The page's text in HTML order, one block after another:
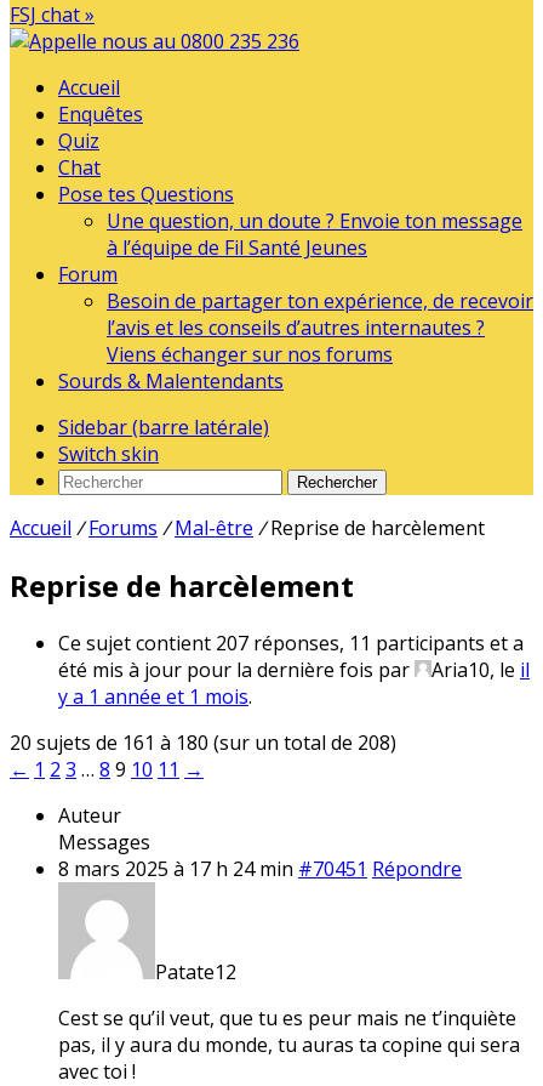
FSJ chat »
Accueil
Enquêtes
Quiz
Chat
Pose tes Questions
Une question, un doute ? Envoie ton message
à l’équipe de Fil Santé Jeunes
Forum
Besoin de partager ton expérience, de recevoir
l’avis et les conseils d’autres internautes ?
Viens échanger sur nos forums
Sourds & Malentendants
Sidebar (barre latérale)
Switch skin
Rechercher
Accueil / Forums / Mal-être / Reprise de harcèlement
Reprise de harcèlement
Ce sujet contient 207 réponses, 11 participants et a
été mis à jour pour la dernière fois par
Aria10, le il
y a 1 année et 1 mois.
20 sujets de 161 à 180 (sur un total de 208)
← 1 2 3 … 8 9 10 11 →
Auteur
Messages
8 mars 2025 à 17 h 24 min #70451 Répondre
Patate12
Cest se qu’il veut, que tu es peur mais ne t’inquiète
pas, il y aura du monde, tu auras ta copine qui sera
avec toi !